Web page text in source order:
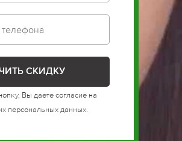
Вы даете согласие на
персональных данных.